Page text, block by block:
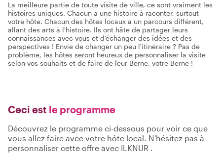
La meilleure partie de toute visite de ville, ce sont vraiment les
histoires uniques. Chacun a une histoire à raconter, surtout
votre hôte. Chacun des hôtes locaux a un parcours différent,
allant des arts à l'histoire. Ils ont hâte de partager leurs
connaissances avec vous et d'échanger des idées et des
perspectives ! Envie de changer un peu l'itinéraire ? Pas de
problème, les hôtes seront heureux de personnaliser la visite
selon vos souhaits et de faire de leur Berne, votre Berne !
Ceci est le programme
Découvrez le programme ci-dessous pour voir ce que
vous allez faire avec votre hôte local. N'hésitez pas à
personnaliser cette offre avec ILKNUR .